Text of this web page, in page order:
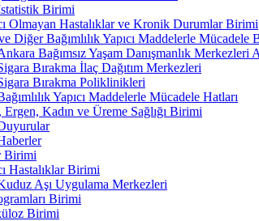
Birimi
Olmayan Hastalıklar ve Kronik Durumlar Birimi
Diğer Bağımlılık Yapıcı Maddelerle Mücadele
Bağımsız Yaşam Danışmanlık Merkezleri
Bırakma İlaç Dağıtım Merkezleri
Bırakma Poliklinikleri
Yapıcı Maddelerle Mücadele Hatları
Kadın ve Üreme Sağlığı Birimi
Birimi
Hastalıklar Birimi
Aşı Uygulama Merkezleri
Birimi
Birimi